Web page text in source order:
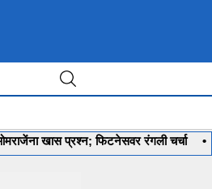
प्रश्न; फिटनेसवर रंगली चर्चा • ‘मला